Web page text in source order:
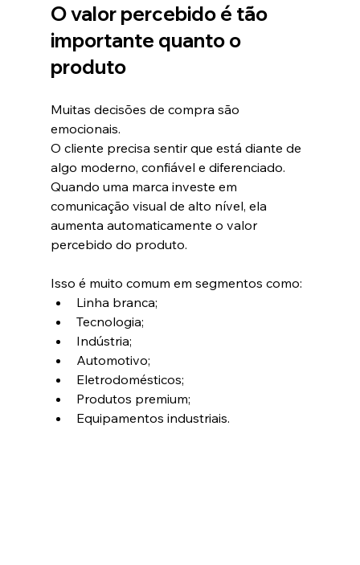
O valor percebido é tão
importante quanto o
produto
Muitas decisões de compra são
emocionais.
O cliente precisa sentir que está diante de
algo moderno, confiável e diferenciado.
Quando uma marca investe em
comunicação visual de alto nível, ela
aumenta automaticamente o valor
percebido do produto.
Isso é muito comum em segmentos como:
Linha branca;
Tecnologia;
Indústria;
Automotivo;
Eletrodomésticos;
Produtos premium;
Equipamentos industriais.